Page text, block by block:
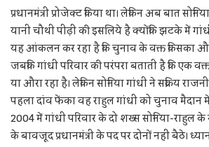
प्रधानमंत्री प्रोजेक्ट किया था। लेकिन अब बात
यानी चौथी पीढ़ी की इसलिये है क्योंकि झटके में
यह आंकलन कर रहा है कि चुनाव के वक्त किसका
जबकि गांधी परिवार की परंपरा बताती है कि एक
या औरा रहा है। लेकिन सोनिया गांधी ने सक्रिय
पहला दांव फेंका वह राहुल गांधी को चुनाव मैदान में
2004 में गांधी परिवार के दो शख्स सोनिया-राहुल के
के बावजूद प्रधानमंत्री के पद पर दोनों नहीं बैठे।